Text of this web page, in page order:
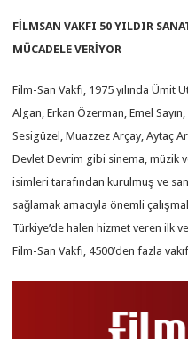
FİLMSAN VAKFI 50 YILDIR
MÜCADELE VERİYOR
Film-San Vakfı, 1975 yılında Ümit
Algan, Erkan Özerman, Emel
Sesigüzel, Muazzez Arçay, Aytaç
Devlet Devrim gibi sinema, müzik
isimleri tarafından kurulmuş ve
sağlamak amacıyla önemli
Türkiye’de halen hizmet veren ilk
Film-San Vakfı, 4500’den fazla